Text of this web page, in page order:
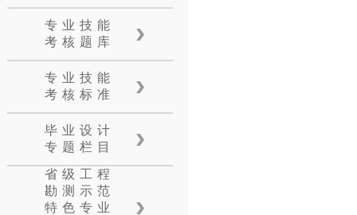
专业技能
考核题库
专业技能
考核标准
毕业设计
专题栏目
省级工程
勘测示范
特色专业